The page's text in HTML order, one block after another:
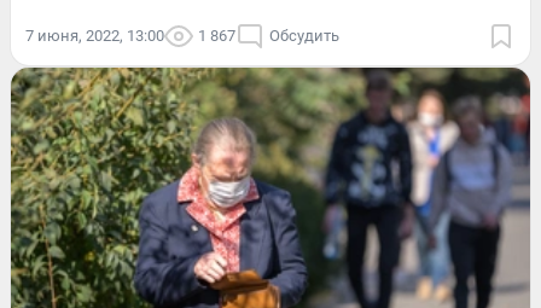
7 июня, 2022, 13:00 1 867 Обсудить